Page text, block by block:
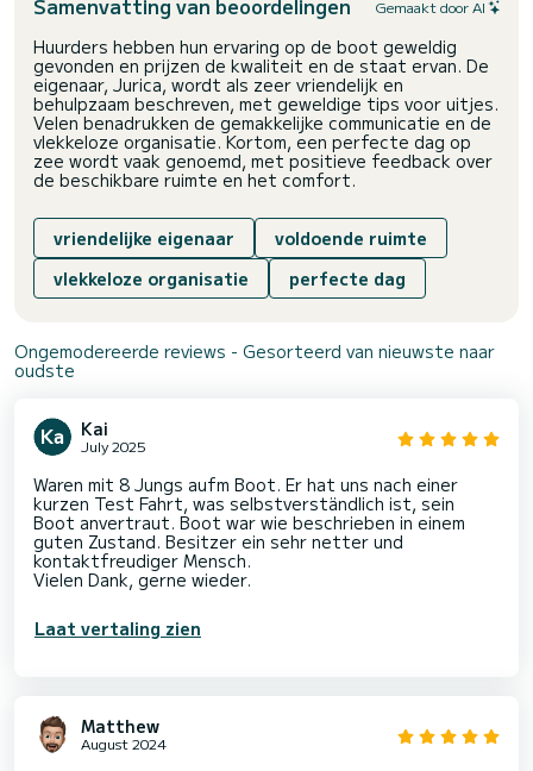
Samenvatting van beoordelingen Gemaakt door AI
Huurders hebben hun ervaring op de boot geweldig
gevonden en prijzen de kwaliteit en de staat ervan. De
eigenaar, Jurica, wordt als zeer vriendelijk en
behulpzaam beschreven, met geweldige tips voor uitjes.
Velen benadrukken de gemakkelijke communicatie en de
vlekkeloze organisatie. Kortom, een perfecte dag op
zee wordt vaak genoemd, met positieve feedback over
de beschikbare ruimte en het comfort.
vriendelijke eigenaar
voldoende ruimte
vlekkeloze organisatie
perfecte dag
Ongemodereerde reviews - Gesorteerd van nieuwste naar
oudste
Kai
July 2025
Waren mit 8 Jungs aufm Boot. Er hat uns nach einer
kurzen Test Fahrt, was selbstverständlich ist, sein
Boot anvertraut. Boot war wie beschrieben in einem
guten Zustand. Besitzer ein sehr netter und
kontaktfreudiger Mensch.
Vielen Dank, gerne wieder.
Laat vertaling zien
Matthew
August 2024